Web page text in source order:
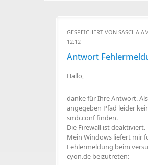
GESPEICHERT VON SASCHA
12:12
Antwort
Hallo,
danke für Ihre Antwort.
angegeben Pfad leider
smb.conf finden.
Die Firewall ist deaktiviert.
Mein Windows liefert mir
Fehlermeldung beim
cyon.de beizutreten: